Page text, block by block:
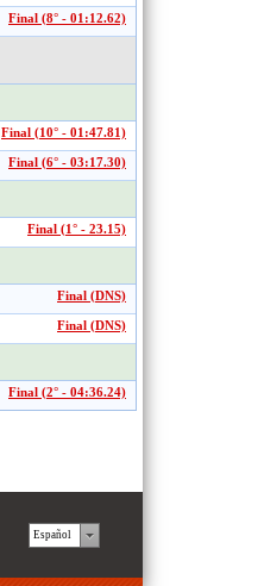
Final (8° - 01:12.62)
Final (10° - 01:47.81)
Final (6° - 03:17.30)
Final (1° - 23.15)
Final (DNS)
Final (DNS)
Final (2° - 04:36.24)